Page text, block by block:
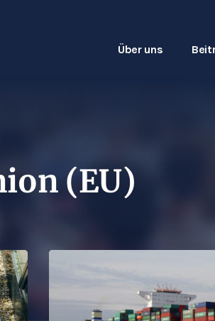
Über uns
(EU)